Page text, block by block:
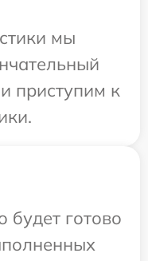
мы
приступим к
будет готово